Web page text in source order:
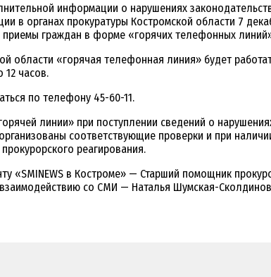
информации о нарушениях
в органах прокуратуры Костромской области 7
приемы граждан в форме «горячих телефонных
области «горячая телефонная линия» будет
12 часов.
по телефону 45-60-11.
линии» при поступлении сведений о
соответствующие проверки и при
реагирования.
«SMINEWS в Костроме» — Старший помощник
со СМИ — Наталья Шумская-